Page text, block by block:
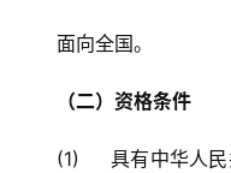
面向全国。
（二）资格条件
(1)     具有中华